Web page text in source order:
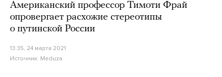
Американский профессор Тимоти Фрай
опровергает расхожие стереотипы
о путинской России
13:35, 24 марта 2021
Источник: Meduza